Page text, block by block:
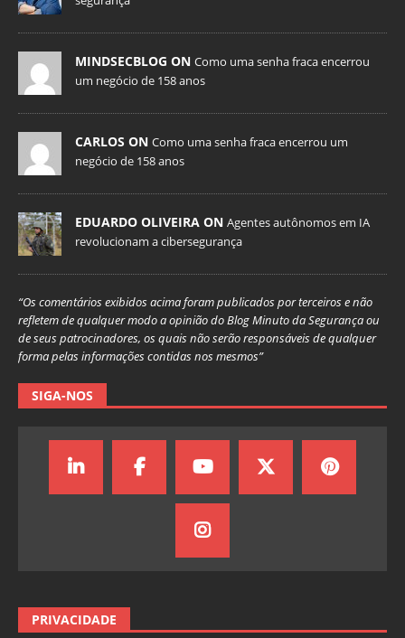
MINDSECBLOG ON Como uma senha fraca encerrou
um negócio de 158 anos
CARLOS ON Como uma senha fraca encerrou um
negócio de 158 anos
EDUARDO OLIVEIRA ON Agentes autônomos em IA
revolucionam a cibersegurança
“Os comentários exibidos acima foram publicados por terceiros e não
refletem de qualquer modo a opinião do Blog Minuto da Segurança ou
de seus patrocinadores, os quais não serão responsáveis de qualquer
forma pelas informações contidas nos mesmos”
SIGA-NOS
PRIVACIDADE